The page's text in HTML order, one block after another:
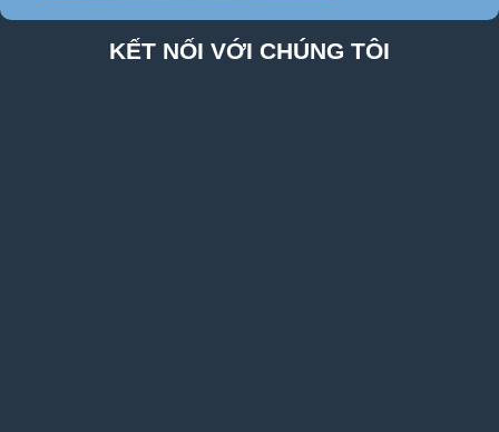
KẾT NỐI VỚI CHÚNG TÔI